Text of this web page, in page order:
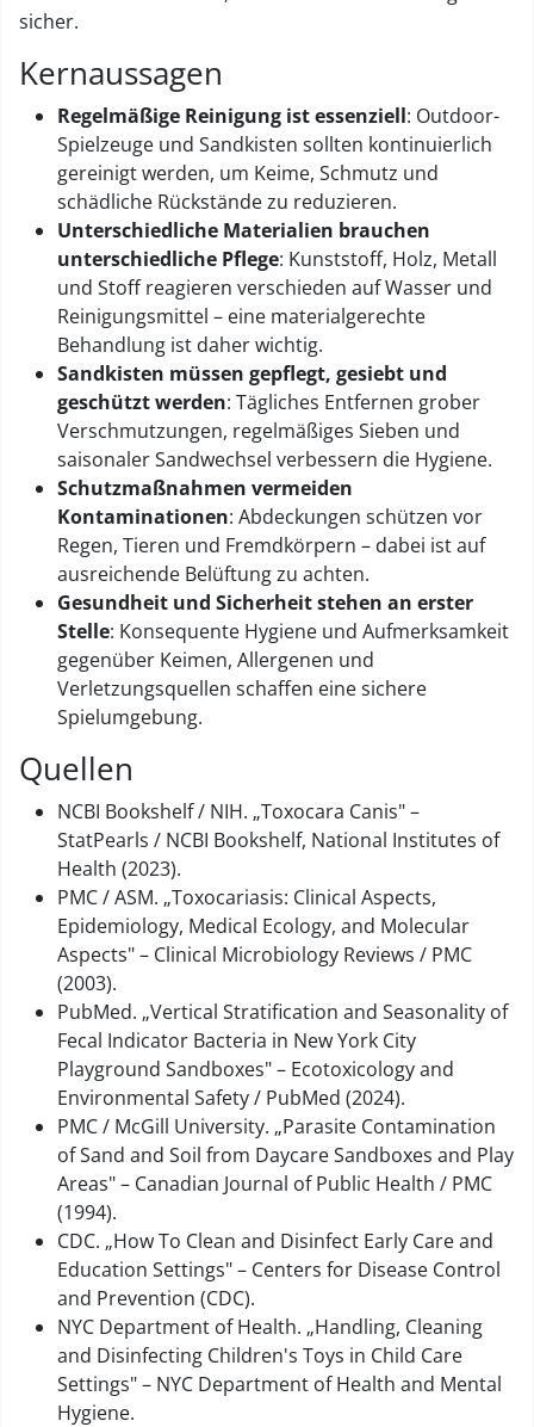
sicher.
Kernaussagen
Regelmäßige Reinigung ist essenziell: Outdoor-
Spielzeuge und Sandkisten sollten kontinuierlich
gereinigt werden, um Keime, Schmutz und
schädliche Rückstände zu reduzieren.
Unterschiedliche Materialien brauchen
unterschiedliche Pflege: Kunststoff, Holz, Metall
und Stoff reagieren verschieden auf Wasser und
Reinigungsmittel – eine materialgerechte
Behandlung ist daher wichtig.
Sandkisten müssen gepflegt, gesiebt und
geschützt werden: Tägliches Entfernen grober
Verschmutzungen, regelmäßiges Sieben und
saisonaler Sandwechsel verbessern die Hygiene.
Schutzmaßnahmen vermeiden
Kontaminationen: Abdeckungen schützen vor
Regen, Tieren und Fremdkörpern – dabei ist auf
ausreichende Belüftung zu achten.
Gesundheit und Sicherheit stehen an erster
Stelle: Konsequente Hygiene und Aufmerksamkeit
gegenüber Keimen, Allergenen und
Verletzungsquellen schaffen eine sichere
Spielumgebung.
Quellen
NCBI Bookshelf / NIH. „Toxocara Canis" –
StatPearls / NCBI Bookshelf, National Institutes of
Health (2023).
PMC / ASM. „Toxocariasis: Clinical Aspects,
Epidemiology, Medical Ecology, and Molecular
Aspects" – Clinical Microbiology Reviews / PMC
(2003).
PubMed. „Vertical Stratification and Seasonality of
Fecal Indicator Bacteria in New York City
Playground Sandboxes" – Ecotoxicology and
Environmental Safety / PubMed (2024).
PMC / McGill University. „Parasite Contamination
of Sand and Soil from Daycare Sandboxes and Play
Areas" – Canadian Journal of Public Health / PMC
(1994).
CDC. „How To Clean and Disinfect Early Care and
Education Settings" – Centers for Disease Control
and Prevention (CDC).
NYC Department of Health. „Handling, Cleaning
and Disinfecting Children's Toys in Child Care
Settings" – NYC Department of Health and Mental
Hygiene.